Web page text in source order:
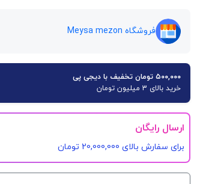
فروشگاه Meysa mezon
۵۰۰,۰۰۰ تومان تخفیف با دیجی پی
خرید بالای 3 میلیون تومان
ارسال رایگان
برای سفارش‌ بالای 20,000,000 تومان